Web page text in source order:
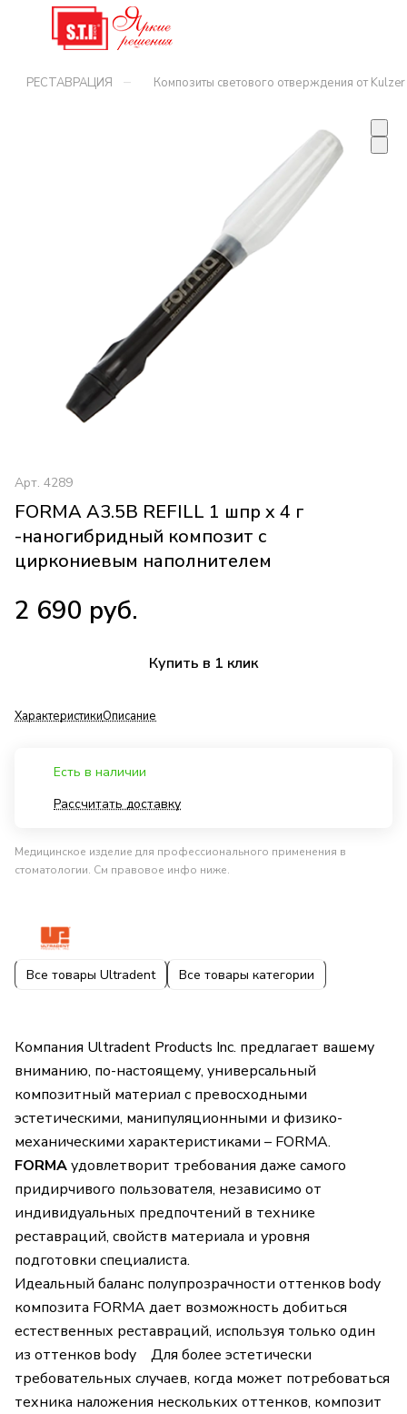
РЕСТАВРАЦИЯ – Композиты светового отверждения от
Арт. 4289
FORMA A3.5B REFILL 1 шпр x 4 г
-наногибридный композит с
циркониевым наполнителем
2 690 руб.
Купить в 1 клик
ХарактеристикиОписание
Есть в наличии
Рассчитать доставку
Медицинское изделие для профессионального применения в
стоматологии. См правовое инфо ниже.
Все товары Ultradent Все товары категории
Компания Ultradent Products Inc. предлагает вашему
вниманию, по-настоящему, универсальный
композитный материал с превосходными
эстетическими, манипуляционными и физико-
механическими характеристиками – FORMA.
FORMAудовлетворит требования даже самого
придирчивого пользователя, независимо от
индивидуальных предпочтений в технике
реставраций, свойств материала и уровня
подготовки специалиста.
Идеальный баланс полупрозрачности оттенков body
композита FORMA дает возможность добиться
естественных реставраций, используя только один
из оттенков body Для более эстетически
требовательных случаев, когда может потребоваться
техника наложения нескольких оттенков, композит